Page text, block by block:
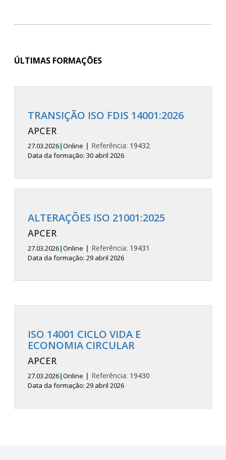
ÚLTIMAS FORMAÇÕES
TRANSIÇÃO ISO FDIS 14001:2026
APCER
27.03.2026|Online | Referência: 19432
Data da formação: 30 abril 2026
ALTERAÇÕES ISO 21001:2025
APCER
27.03.2026|Online | Referência: 19431
Data da formação: 29 abril 2026
ISO 14001 CICLO VIDA E
ECONOMIA CIRCULAR
APCER
27.03.2026|Online | Referência: 19430
Data da formação: 29 abril 2026